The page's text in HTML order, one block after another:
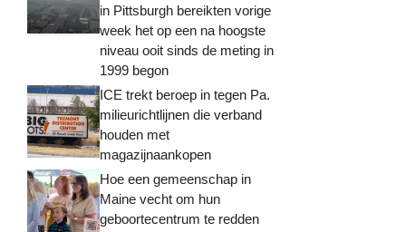
in Pittsburgh bereikten vorige
week het op een na hoogste
niveau ooit sinds de meting in
1999 begon
ICE trekt beroep in tegen Pa.
milieurichtlijnen die verband
houden met
magazijnaankopen
Hoe een gemeenschap in
Maine vecht om hun
geboortecentrum te redden